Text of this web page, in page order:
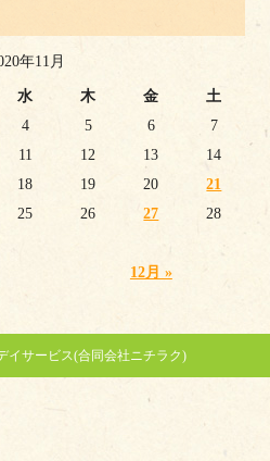
年11月
水 木 金 土
12月 »
4 5 6
7
11 12 13
14
18 19 20
21
25 26 27
28
イサービス(合同会社ニチラク)